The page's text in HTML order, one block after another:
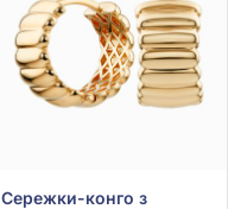
Сережки-конго з